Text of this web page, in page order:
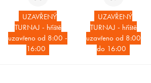
UZAVŘENÝ
TURNAJ - hřiště
uzavřeno od 8:00 -
16:00
UZAVŘENÝ
TURNAJ - hřiště
uzavřeno od 8:00
do 16:00